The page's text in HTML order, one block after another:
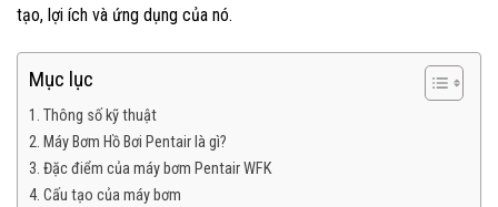
tạo, lợi ích và ứng dụng của nó.
Mục lục
1. Thông số kỹ thuật
2. Máy Bơm Hồ Bơi Pentair là gì?
3. Đặc điểm của máy bơm Pentair WFK
4. Cấu tạo của máy bơm